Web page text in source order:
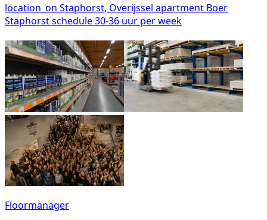
location_on Staphorst, Overijssel apartment Boer
Staphorstschedule30-36 uur per week
Floormanager